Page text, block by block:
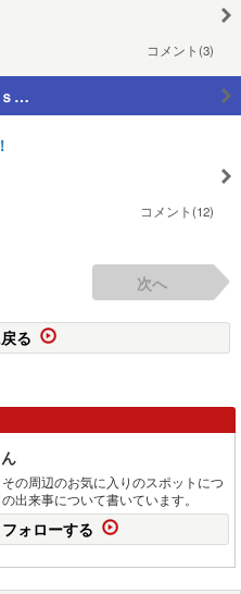
コメント(3)
…
コメント(12)
次へ
る
の周辺のお気に入りのスポットにつ
出来事について書いています。
フォローする